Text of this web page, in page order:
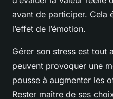
avant de participer. Cela
l’effet de l’émotion.
Gérer son stress est tout
peuvent provoquer une
pousse à augmenter les
Rester maître de ses